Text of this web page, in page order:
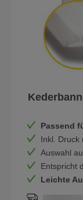
Passend
Inkl. Druck
Auswahl
Entspricht
Leichte